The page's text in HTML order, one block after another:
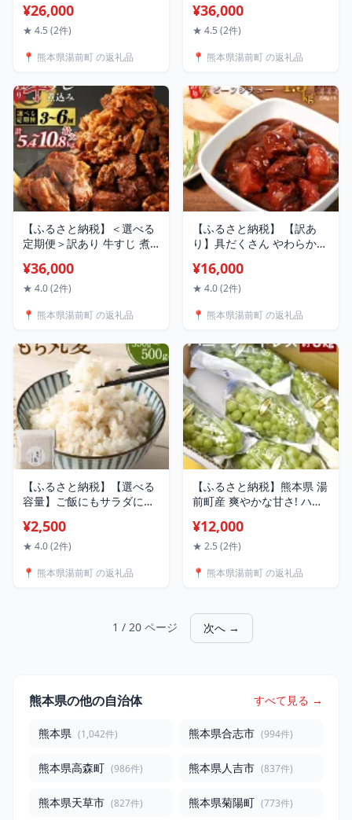
とし・コウネ・フタエゴス
ライス・桜うまトロ・線切
グ・タレ・ユッケのタレ・
万500円 馬刺 刺身 馬肉 小
分け 冷凍熊本県 湯前町 送
料無料
¥26,000
★ 4.5 (2件)
📍 熊本県湯前町 の返礼品
月 1回のお届けにつき17～
18個 お任せ 詰め合わせ パ
つ 朝ごはん 熊本県 湯前町
¥36,000
★ 4.5 (2件)
📍 熊本県湯前町 の返礼品
【ふるさと納税】＜選べる
定期便＞訳あり 牛すじ 煮
36000円 〜 72000円 3万
6000円 〜 7万2000円 小分
ず おつまみ 外国産 熊本県
¥36,000
★ 4.0 (2件)
📍 熊本県湯前町 の返礼品
【ふるさと納税】 【訳あ
り】具だくさん やわらか牛
ック 計約1.5kg 冷凍 本格
簡単 時短 惣菜 熊本県 湯前
¥16,000
★ 4.0 (2件)
📍 熊本県湯前町 の返礼品
【ふるさと納税】【選べる
容量】ご飯にもサラダに
麦 もち麦 とよはら農園 雑
穀 熊本県産 九州産 国産 熊
¥2,500
★ 4.0 (2件)
📍 熊本県湯前町 の返礼品
【ふるさと納税】熊本県 湯
前町産 爽やかな甘さ! ハニ
う 白葡萄 葡萄 フルーツ 果
物 旬 湯前町 送料無料
発送開始予定】
¥12,000
★ 2.5 (2件)
📍 熊本県湯前町 の返礼品
1 / 20 ページ 次へ →
熊本県の他の自治体 すべて見る →
熊本県 (1,042件) 熊本県合志市 (994件)
熊本県高森町 (986件) 熊本県人吉市 (837件)
熊本県天草市 (827件) 熊本県菊陽町 (773件)